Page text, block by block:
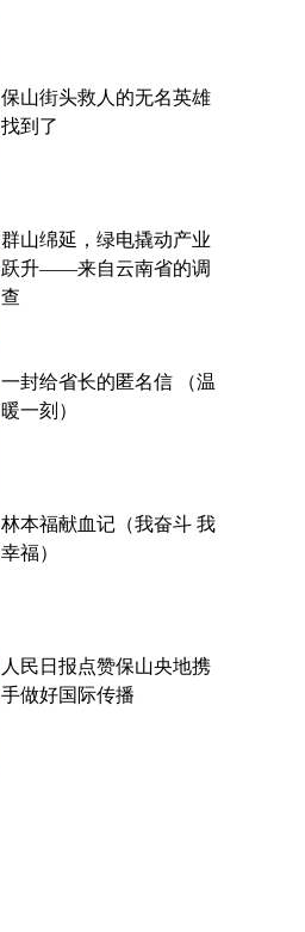
保山街头救人的无名英雄
找到了
群山绵延，绿电撬动产业
跃升——来自云南省的调
查
一封给省长的匿名信 （温
暖一刻）
林本福献血记（我奋斗 我
幸福）
人民日报点赞保山央地携
手做好国际传播